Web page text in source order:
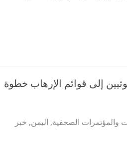
إلى قوائم الإرهاب خطوة
والمؤتمرات الصحفية, اليمن, خبر